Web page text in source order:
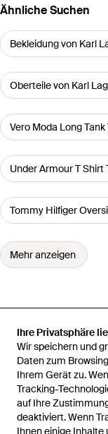
Ihre Privatsphäre
Wir speichern und
Daten zum
Ihrem Gerät zu.
Tracking-
auf Ihre
deaktiviert. Wenn
Ihnen einige Inhalte
Ähnliche Suchen
Bekleidung von Karl
Oberteile von Karl
Vero Moda Long
Under Armour T Shirt
Tommy Hilfiger
Mehr anzeigen
Startseite Damen
Ballet Slim-Fit-T-Shirt,
Hilfe und